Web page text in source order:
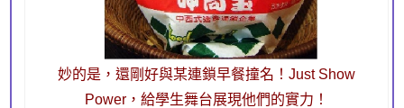
妙的是，還剛好與某連鎖早餐撞名！Just Show
Power，給學生舞台展現他們的實力！